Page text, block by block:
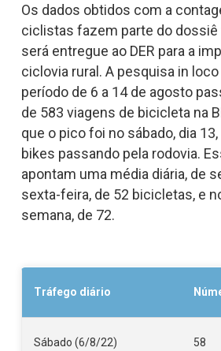
Os dados obtidos com a
ciclistas fazem parte do
será entregue ao DER para a
ciclovia rural. A pesquisa in
período de 6 a 14 de agosto
de 583 viagens de bicicleta na
que o pico foi no sábado, dia
bikes passando pela rodovia.
apontam uma média diária, de
sexta-feira, de 52 bicicletas, e
semana, de 72.
Tráfego diário
Sábado (6/8/22) 58